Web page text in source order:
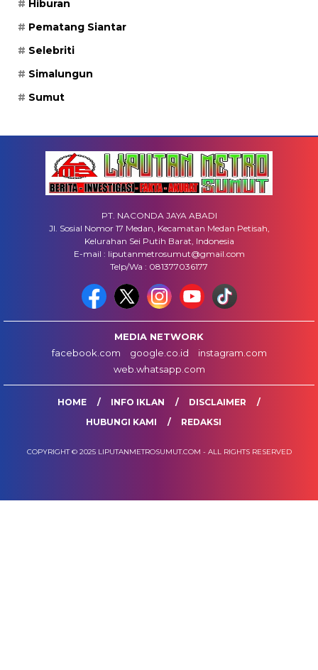
Hiburan
Pematang Siantar
Selebriti
Simalungun
Sumut
PT. NACONDA JAYA ABADI
Jl. Sosial Nomor 17 Medan, Kecamatan Medan Petisah,
Kelurahan Sei Putih Barat, Indonesia
E-mail : liputanmetrosumut@gmail.com
Telp/Wa : 081377036177
MEDIA NETWORK
facebook.com
google.co.id
instagram.com
web.whatsapp.com
HOME INFO IKLAN
DISCLAIMER
HUBUNGI KAMI
REDAKSI
COPYRIGHT © 2025 LIPUTANMETROSUMUT.COM - ALL RIGHTS RESERVED